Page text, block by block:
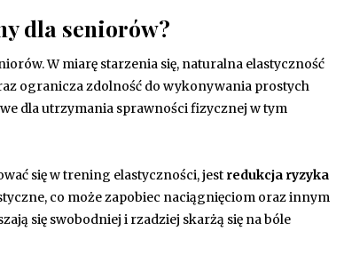
dla seniorów?
W miarę starzenia się, naturalna elastyczność
ogranicza zdolność do wykonywania prostych
dla utrzymania sprawności fizycznej w tym
się w trening elastyczności, jest redukcja ryzyka
co może zapobiec naciągnięciom oraz innym
się swobodniej i rzadziej skarżą się na bóle